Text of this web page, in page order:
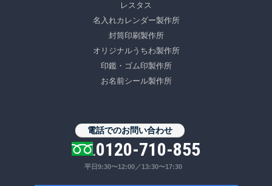
レスタス
名入れカレンダー製作所
封筒印刷製作所
オリジナルうちわ製作所
印鑑・ゴム印製作所
お名前シール製作所
電話でのお問い合わせ
0120-710-855
平日9:30〜12:00／13:30〜17:30